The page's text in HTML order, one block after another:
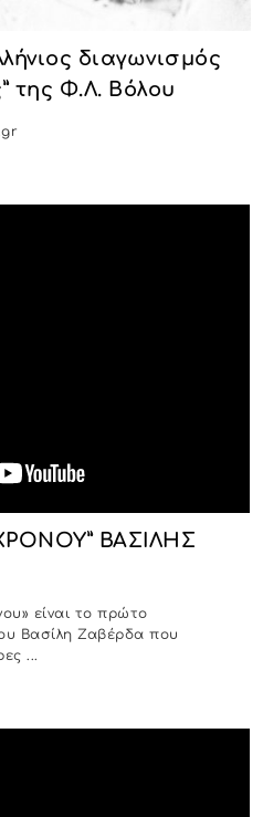
διαγωνισμός
της Φ.Λ. Βόλου
ΒΑΣΙΛΗΣ
είναι το πρώτο
Βασίλη Ζαβέρδα που
...